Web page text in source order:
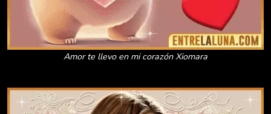
Amor te llevo en mi corazón Xiomara